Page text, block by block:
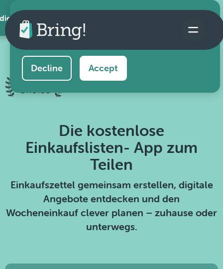
AppThis website uses cookies to ensure you get the
best experience on our website.
Decline Accept
Die kostenlose
Einkaufslisten- App zum
Teilen
Einkaufszettel gemeinsam erstellen, digitale
Angebote entdecken und den
Wocheneinkauf clever planen – zuhause oder
unterwegs.